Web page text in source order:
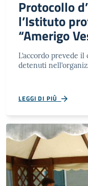
Protocollo
l’Istituto
“Amerigo
L’accordo prevede
detenuti
LEGGI DI PIÙ